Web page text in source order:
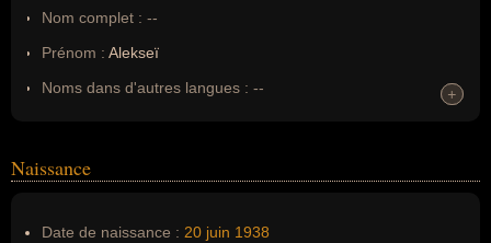
Nom complet : --
Prénom : Alekseï
Noms dans d'autres langues : --
Nom de famille :Guerman
+
+
Naissance
Date de naissance : 20 juin 1938